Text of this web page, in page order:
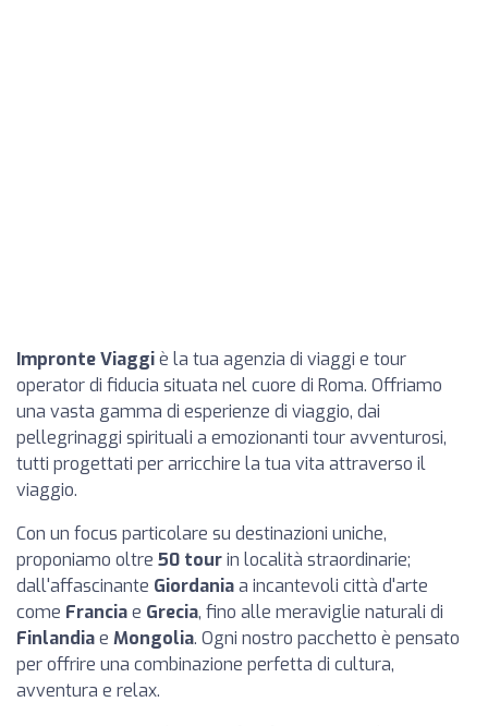
Impronte Viaggiè la tua agenzia di viaggi e tour
operator di fiducia situata nel cuore di Roma. Offriamo
una vasta gamma di esperienze di viaggio, dai
pellegrinaggi spirituali a emozionanti tour avventurosi,
tutti progettati per arricchire la tua vita attraverso il
viaggio.
Con un focus particolare su destinazioni uniche,
proponiamo oltre 50 tourin località straordinarie;
dall'affascinante Giordaniaa incantevoli città d'arte
come Franciae Grecia, fino alle meraviglie naturali di
Finlandiae Mongolia. Ogni nostro pacchetto è pensato
per offrire una combinazione perfetta di cultura,
avventura e relax.